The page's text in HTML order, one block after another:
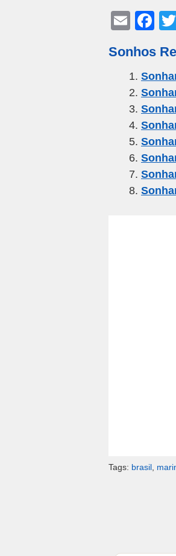
E
ail
F
c
e
b
o
o
k
Sonhos
Tags: brasil